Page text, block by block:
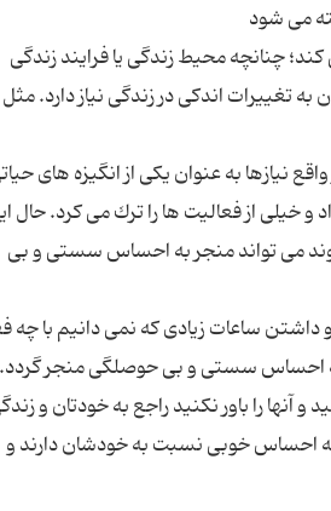
چنانچه محیط زندگی یا فرایند زندگی
تغییرات اندكی در زندگی نیاز دارد. مثل
نیازها به عنوان یكی از انگیزه های
خیلی از فعالیت ها را ترك می كرد. حال
می تواند منجر به احساس سستی و بی
ساعات زیادی كه نمی دانیم با چه
را باور نكنید راجع به خودتان و
احساس خوبی نسبت به خودشان دارند و